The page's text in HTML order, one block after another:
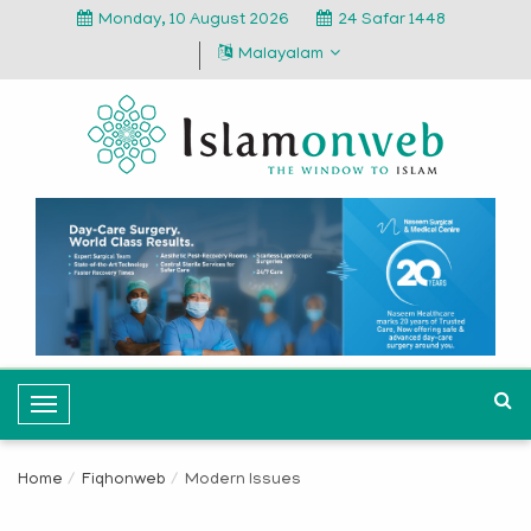
Monday, 10 August 2026
24 Safar 1448
Malayalam
T
o
Home Fiqhonweb Modern Issues